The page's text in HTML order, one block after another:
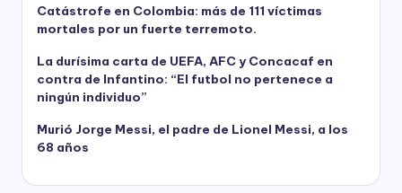
Catástrofe en Colombia: más de 111 víctimas
mortales por un fuerte terremoto.
La durísima carta de UEFA, AFC y Concacaf en
contra de Infantino: “El futbol no pertenece a
ningún individuo”
Murió Jorge Messi, el padre de Lionel Messi, a los
68 años